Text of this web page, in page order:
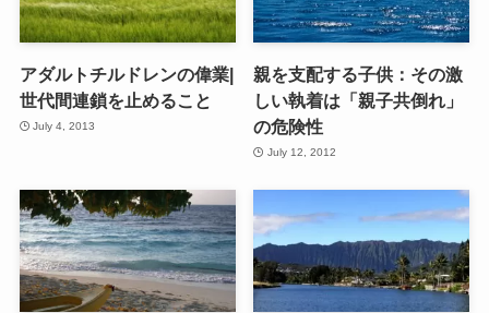
アダルトチルドレンの偉業|
世代間連鎖を止めること
July 4, 2013
親を支配する子供：その激
しい執着は「親子共倒れ」
の危険性
July 12, 2012